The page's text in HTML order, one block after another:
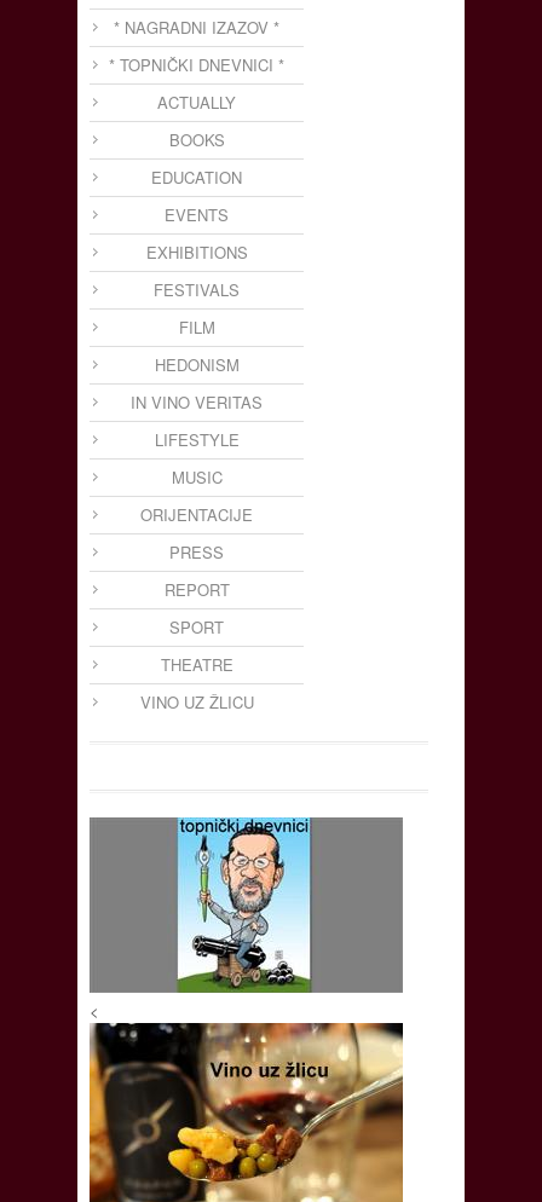
* NAGRADNI IZAZOV *
* TOPNIČKI DNEVNICI *
ACTUALLY
BOOKS
EDUCATION
EVENTS
EXHIBITIONS
FESTIVALS
FILM
HEDONISM
IN VINO VERITAS
LIFESTYLE
MUSIC
ORIJENTACIJE
PRESS
REPORT
SPORT
THEATRE
VINO UZ ŽLICU
<